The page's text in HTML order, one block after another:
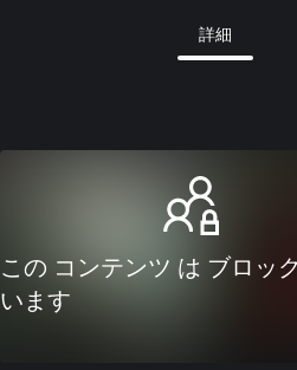
詳細
この コンテンツ は ブロッ
います